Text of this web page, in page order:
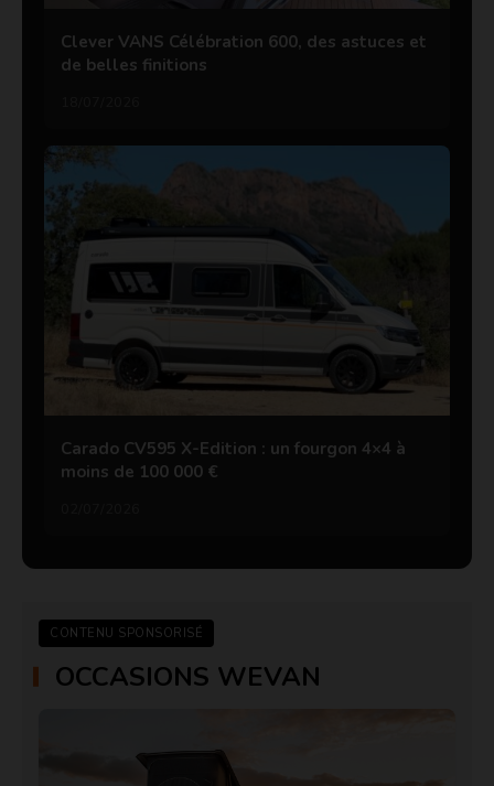
Clever VANS Célébration 600, des astuces et
de belles finitions
Carado CV595 X-Edition : un fourgon 4×4 à
moins de 100 000 €
CONTENU SPONSORISÉ
OCCASIONS WEVAN